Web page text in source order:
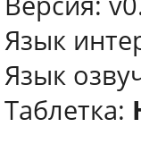
Язык
Язык
Таблетка: